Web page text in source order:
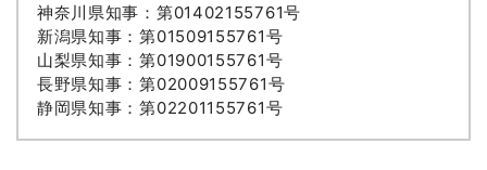
神奈川県知事：第01402155761号
新潟県知事：第01509155761号
山梨県知事：第01900155761号
長野県知事：第02009155761号
静岡県知事：第02201155761号